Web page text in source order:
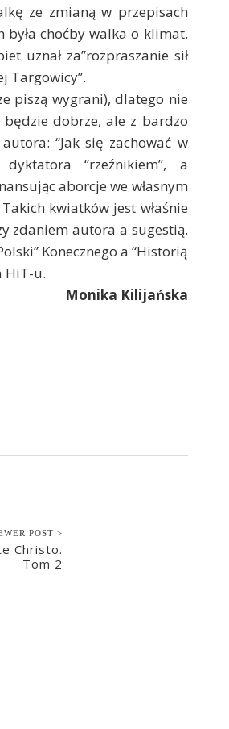
ze zmianą w przepisach
choćby walka o klimat.
uznał za”rozpraszanie sił
Targowicy”.
piszą wygrani), dlatego nie
dobrze, ale z bardzo
“Jak się zachować w
“rzeźnikiem”, a
aborcje we własnym
kwiatków jest właśnie
zdaniem autora a sugestią.
Konecznego a “Historią
HiT-u.
Monika Kilijańska
POST >
Christo.
Tom 2